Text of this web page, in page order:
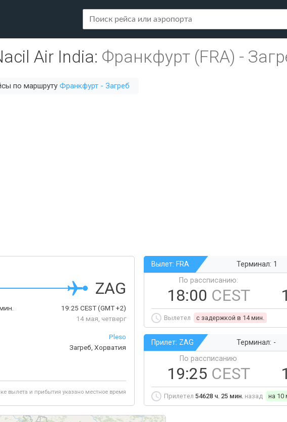
Air India: Франкфурт (FRA) -
по маршруту Франкфурт - Загреб
ZAG
19:25 CEST(GMT +2)
14 мая, четверг
Pleso
Загреб, Хорватия
вылета и прибытия указано местное время
Вылет: FRA Терминал: 1
По рассписанию:
18:00 CEST
Вылетел c задержкой в 14 мин.
Прилет: ZAG Терминал: -
По рассписанию
19:25 CEST
Прилетел 54628 ч. 25 мин. назад на 10